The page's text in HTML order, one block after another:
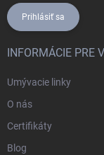
Prihlásiť sa
INFORMÁCIE PRE
Umývacie linky
O nás
Certifikáty
Blog